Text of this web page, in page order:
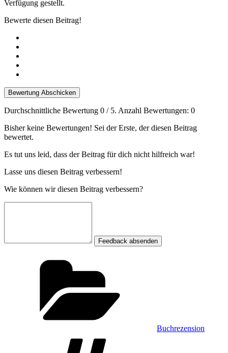
Verfügung gestellt.
Bewerte diesen Beitrag!
Bewertung Abschicken
Durchschnittliche Bewertung 0 / 5. Anzahl Bewertungen: 0
Bisher keine Bewertungen! Sei der Erste, der diesen Beitrag
bewertet.
Es tut uns leid, dass der Beitrag für dich nicht hilfreich war!
Lasse uns diesen Beitrag verbessern!
Wie können wir diesen Beitrag verbessern?
Feedback absenden
Buchrezension